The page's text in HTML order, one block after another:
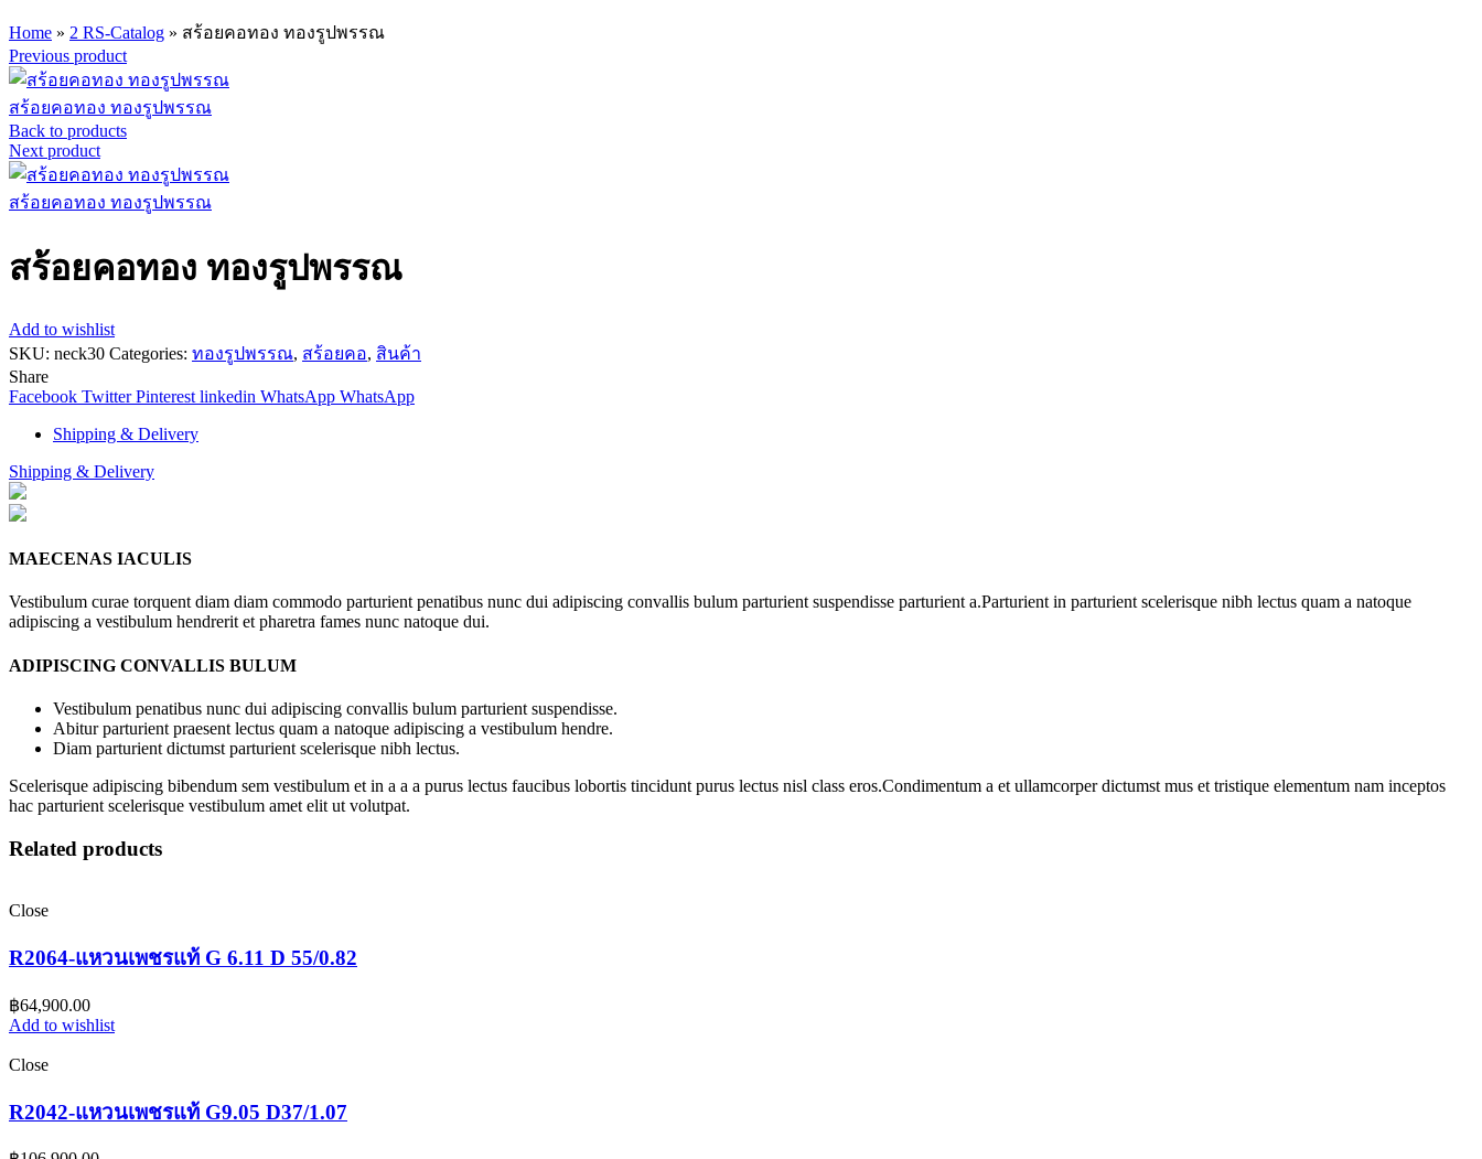
Home » 2 RS-Catalog » สร้อยคอทอง ทองรูปพรรณ
Previous product
สร้อยคอทอง ทองรูปพรรณ
Back to products
Next product
สร้อยคอทอง ทองรูปพรรณ
สร้อยคอทอง ทองรูปพรรณ
Add to wishlist
SKU: neck30 Categories: ทองรูปพรรณ, สร้อยคอ, สินค้า
Share
Facebook Twitter Pinterest linkedin WhatsApp WhatsApp
Shipping & Delivery
Shipping & Delivery
MAECENAS IACULIS
Vestibulum curae torquent diam diam commodo parturient penatibus nunc dui adipiscing convallis bulum parturient suspendisse parturient a.Parturient in parturient scelerisque nibh lectus quam a natoque
adipiscing a vestibulum hendrerit et pharetra fames nunc natoque dui.
ADIPISCING CONVALLIS BULUM
Vestibulum penatibus nunc dui adipiscing convallis bulum parturient suspendisse.
Abitur parturient praesent lectus quam a natoque adipiscing a vestibulum hendre.
Diam parturient dictumst parturient scelerisque nibh lectus.
Scelerisque adipiscing bibendum sem vestibulum et in a a a purus lectus faucibus lobortis tincidunt purus lectus nisl class eros.Condimentum a et ullamcorper dictumst mus et tristique elementum nam inceptos
hac parturient scelerisque vestibulum amet elit ut volutpat.
Related products
Close
R2064-แหวนเพชรแท้ G 6.11 D 55/0.82
฿64,900.00
Add to wishlist
Close
R2042-แหวนเพชรแท้ G9.05 D37/1.07